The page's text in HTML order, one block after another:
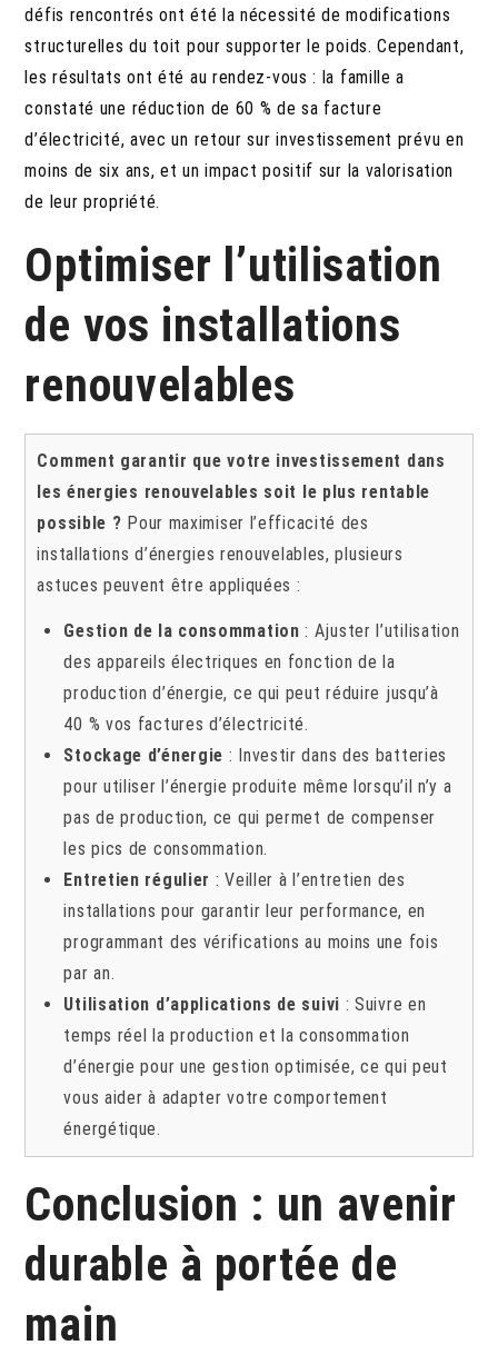
défis rencontrés ont été la nécessité de modifications
structurelles du toit pour supporter le poids. Cependant,
les résultats ont été au rendez-vous : la famille a
constaté une réduction de 60 % de sa facture
d’électricité, avec un retour sur investissement prévu en
moins de six ans, et un impact positif sur la valorisation
de leur propriété.
Optimiser l’utilisation
de vos installations
renouvelables
Comment garantir que votre investissement dans
les énergies renouvelables soit le plus rentable
possible ? Pour maximiser l’efficacité des
installations d’énergies renouvelables, plusieurs
astuces peuvent être appliquées :
Gestion de la consommation : Ajuster l’utilisation
des appareils électriques en fonction de la
production d’énergie, ce qui peut réduire jusqu’à
40 % vos factures d’électricité.
Stockage d’énergie : Investir dans des batteries
pour utiliser l’énergie produite même lorsqu’il n’y a
pas de production, ce qui permet de compenser
les pics de consommation.
Entretien régulier : Veiller à l’entretien des
installations pour garantir leur performance, en
programmant des vérifications au moins une fois
par an.
Utilisation d’applications de suivi : Suivre en
temps réel la production et la consommation
d’énergie pour une gestion optimisée, ce qui peut
vous aider à adapter votre comportement
énergétique.
Conclusion : un avenir
durable à portée de
main